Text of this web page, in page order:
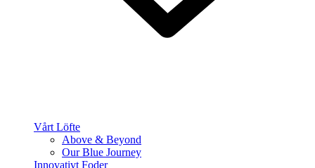
Vårt Löfte
Above & Beyond
Our Blue Journey
Innovativt Foder